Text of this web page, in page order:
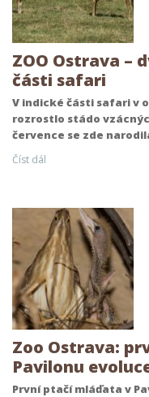
ZOO Ostrava –
části safari
V indické části safari v
rozrostlo stádo
července se zde
Číst dál
Zoo Ostrava:
Pavilonu
První ptačí mláďata v